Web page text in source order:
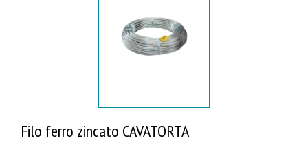
Filo ferro zincato CAVATORTA